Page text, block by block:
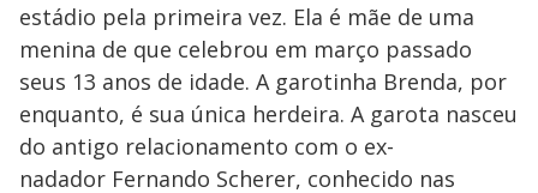
estádio pela primeira vez. Ela é mãe de uma
menina de que celebrou em março passado
seus 13 anos de idade. A garotinha Brenda, por
enquanto, é sua única herdeira. A garota nasceu
do antigo relacionamento com o ex-
nadador Fernando Scherer, conhecido nas